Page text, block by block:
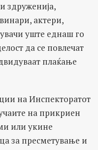
здруженија,
актери,
уште еднаш го
да се повлечат
плаќање
на Инспекторатот
на прикриен
или укине
за пресметување и